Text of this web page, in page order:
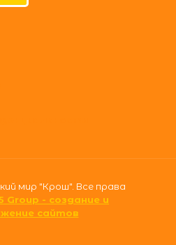
мир "Крош". Все права
Group - создание и
сайтов